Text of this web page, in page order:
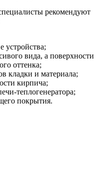
рекомендуют
устройства;
вида, а поверхности
оттенка;
кладки и материала;
кирпича;
теплогенератора;
покрытия.